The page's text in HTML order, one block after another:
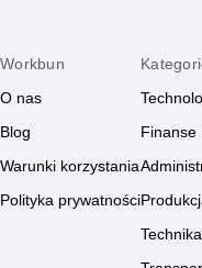
Workbun
O nas
Blog
Warunki korzystania
Polityka prywatności
Finanse